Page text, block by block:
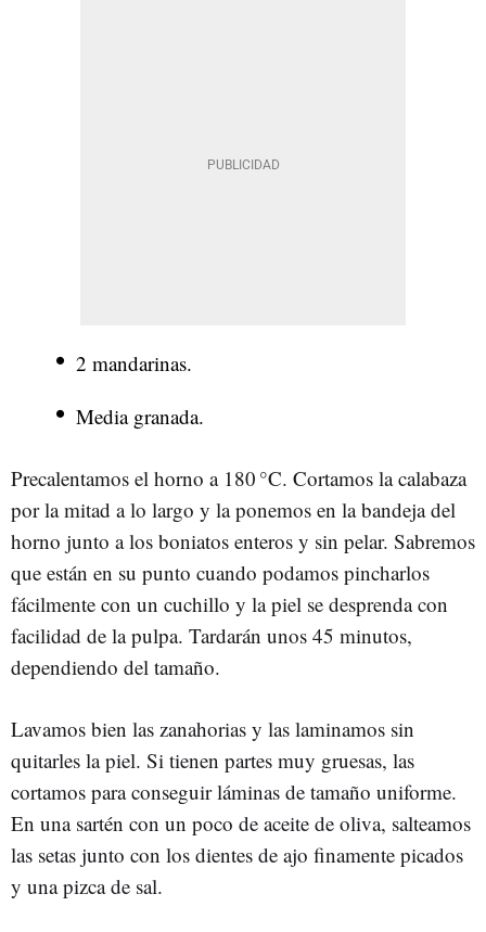
2 mandarinas.
Media granada.
Precalentamos el horno a 180 °C. Cortamos la calabaza
por la mitad a lo largo y la ponemos en la bandeja del
horno junto a los boniatos enteros y sin pelar. Sabremos
que están en su punto cuando podamos pincharlos
fácilmente con un cuchillo y la piel se desprenda con
facilidad de la pulpa. Tardarán unos 45 minutos,
dependiendo del tamaño.
Lavamos bien las zanahorias y las laminamos sin
quitarles la piel. Si tienen partes muy gruesas, las
cortamos para conseguir láminas de tamaño uniforme.
En una sartén con un poco de aceite de oliva, salteamos
las setas junto con los dientes de ajo finamente picados
y una pizca de sal.